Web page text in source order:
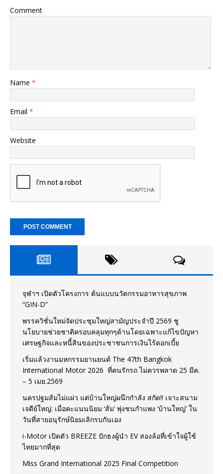
Comment
Name *
Email *
Website
จุฬาฯ เปิดตัวโครงการ ต้นแบบนวัตกรรมอาหารสุขภาพ
“GIN-D”
พรรควิชั่นใหม่จัดประชุมใหญ่สามัญประจำปี 2569 ชู
นโยบายช่วยชาติครอบคลุมทุกๆด้านโดยเฉพาะแก้ไขปัญหา
เศรษฐกิจและหนี้สินของประชาชนการเงินไร้ดอกเบี้ย
เริ่มแล้วงานมหกรรมยานยนต์ The 47th Bangkok
International Motor 2026 ที่คนรักรถ ไม่ควรพลาด 25 มีค.
– 5 เมย.2569
นครปฐมส้มไม่แผ่ว แต่บ้านใหญ่ผนึกกำลัง สกัด!! เจาะสนาม
เจดีย์ใหญ่: เมื่อคะแนนนิยม ‘ส้ม’ พุ่งชนกำแพง ‘บ้านใหญ่’ ใน
วันที่สายอนุรักษ์นิยมเลิกรบกันเอง
i-Motor เปิดตัว BREEZE ปักธงผู้นำ EV สองล้อที่เข้าใจผู้ใช้
ไทยมากที่สุด
Miss Grand International 2025 Final Competition